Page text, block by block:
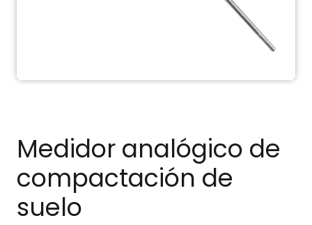
Medidor analógico de
compactación de
suelo